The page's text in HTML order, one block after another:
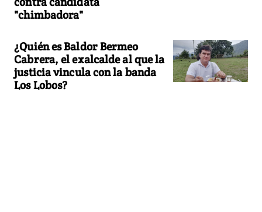
"chimbadora"
¿Quién es Baldor Bermeo
Cabrera, el exalcalde al que la
justicia vincula con la banda
Los Lobos?